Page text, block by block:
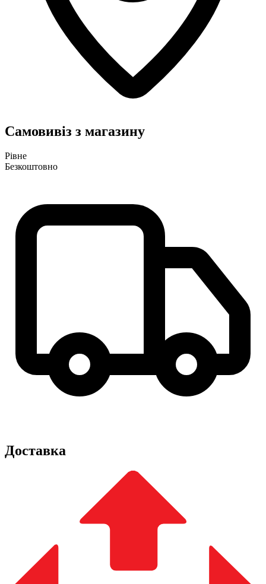
Самовивіз з магазину
Рівне
Безкоштовно
Доставка